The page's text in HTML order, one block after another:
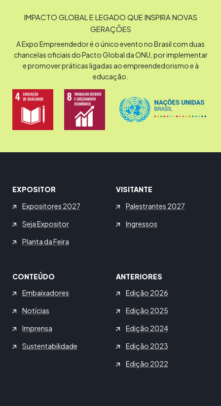
IMPACTO GLOBAL E LEGADO QUE INSPIRA NOVAS
GERAÇÕES
A Expo Empreendedor é o único evento no Brasil com duas
chancelas oficiais do Pacto Global da ONU, por implementar
e promover práticas ligadas ao empreendedorismo e à
educação.
EXPOSITOR
Expositores 2027
Seja Expositor
Planta da Feira
VISITANTE
Palestrantes 2027
Ingressos
CONTEÚDO
Embaixadores
Notícias
Imprensa
Sustentabilidade
ANTERIORES
Edição 2026
Edição 2025
Edição 2024
Edição 2023
Edição 2022